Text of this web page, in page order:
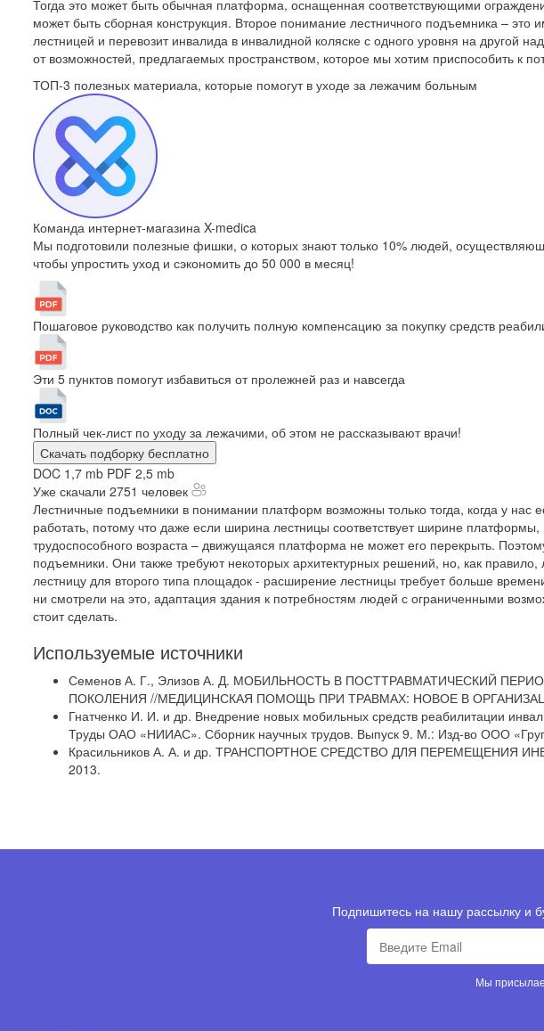
Тогда это может быть обычная платформа, оснащенная соответствующими
может быть сборная конструкция. Второе понимание лестничного подъемника – это
лестницей и перевозит инвалида в инвалидной коляске с одного уровня на другой
от возможностей, предлагаемых пространством, которое мы хотим приспособить к
ТОП-3 полезных материала, которые помогут в уходе за лежачим больным
Команда интернет-магазина X-medica
Мы подготовили полезные фишки, о которых знают только 10% людей,
чтобы упростить уход и сэкономить до 50 000 в месяц!
Пошаговое руководство как получить полную компенсацию за покупку средств
Эти 5 пунктов помогут избавиться от пролежней раз и навсегда
Полный чек-лист по уходу за лежачими, об этом не рассказывают врачи!
Скачать подборку бесплатно
DOC 1,7 mb PDF 2,5 mb
Уже скачали 2751 человек
Лестничные подъемники в понимании платформ возможны только тогда, когда у нас
работать, потому что даже если ширина лестницы соответствует ширине
трудоспособного возраста – движущаяся платформа не может его перекрыть.
подъемники. Они также требуют некоторых архитектурных решений, но, как
лестницу для второго типа площадок - расширение лестницы требует больше
ни смотрели на это, адаптация здания к потребностям людей с ограниченными
стоит сделать.
Используемые источники
Семенов А. Г., Элизов А. Д. МОБИЛЬНОСТЬ В ПОСТТРАВМАТИЧЕСКИЙ
ПОКОЛЕНИЯ //МЕДИЦИНСКАЯ ПОМОЩЬ ПРИ ТРАВМАХ: НОВОЕ В
Гнатченко И. И. и др. Внедрение новых мобильных средств реабилитации
Труды ОАО «НИИАС». Сборник научных трудов. Выпуск 9. М.: Изд-во ООО
Красильников А. А. и др. ТРАНСПОРТНОЕ СРЕДСТВО ДЛЯ
2013.
Подпишитесь на нашу рассылку и
Мы